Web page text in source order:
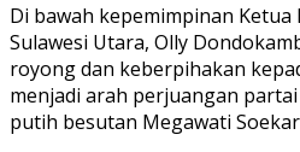
Di bawah kepemimpinan Ketua
Sulawesi Utara, Olly
royong dan keberpihakan
menjadi arah perjuangan
putih besutan Megawati